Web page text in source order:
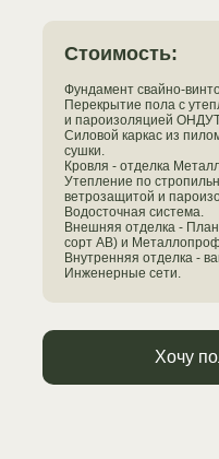
Стоимость:
Фундамент свайно-
Перекрытие пола с
и пароизоляцией
Силовой каркас из
сушки.
Кровля - отделка
Утепление по
ветрозащитой и
Водосточная система.
Внешняя отделка -
сорт АВ) и
Внутренняя отделка -
Инженерные сети.
Хочу